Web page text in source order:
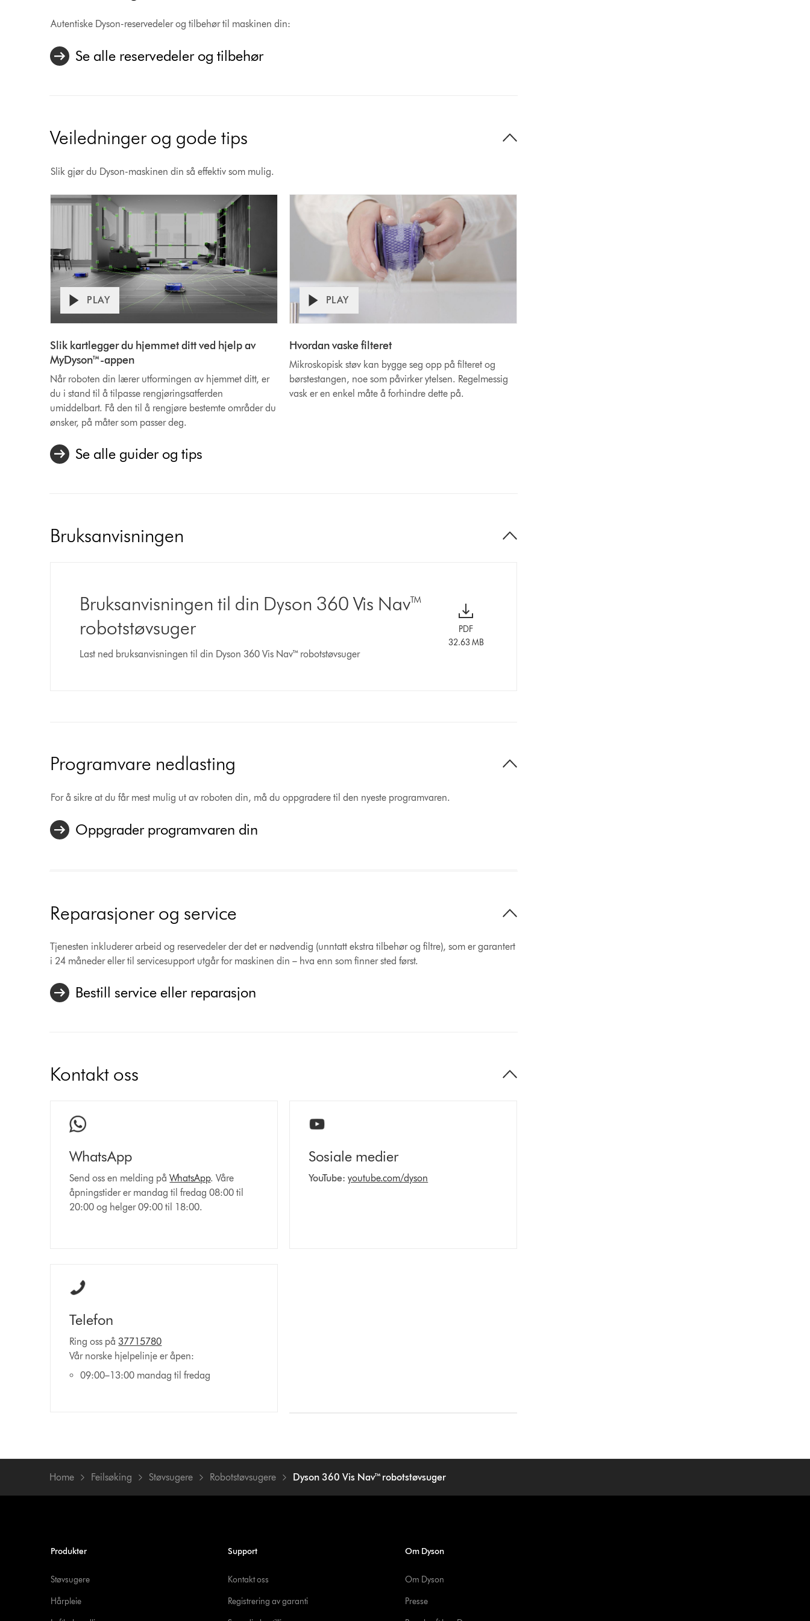
Autentiske Dyson-reservedeler og tilbehør til maskinen din:
Se alle reservedeler og tilbehør
Veiledninger og gode tips
Slik gjør du Dyson-maskinen din så effektiv som mulig.
PLAY
Slik kartlegger du hjemmet ditt ved hjelp av
MyDyson™-appen
Når roboten din lærer utformingen av hjemmet ditt, er
du i stand til å tilpasse rengjøringsatferden
umiddelbart. Få den til å rengjøre bestemte områder du
ønsker, på måter som passer deg.
PLAY
Hvordan vaske filteret
Mikroskopisk støv kan bygge seg opp på filteret og
børstestangen, noe som påvirker ytelsen. Regelmessig
vask er en enkel måte å forhindre dette på.
Se alle guider og tips
Bruksanvisningen
Bruksanvisningen til din Dyson 360 Vis Nav™
robotstøvsuger
Last ned bruksanvisningen til din Dyson 360 Vis Nav™ robotstøvsuger
PDF
32.63 MB
Programvare nedlasting
For å sikre at du får mest mulig ut av roboten din, må du oppgradere til den nyeste programvaren.
Oppgrader programvaren din
Reparasjoner og service
Tjenesten inkluderer arbeid og reservedeler der det er nødvendig (unntatt ekstra tilbehør og filtre), som er garantert
i 24 måneder eller til servicesupport utgår for maskinen din – hva enn som finner sted først.
Bestill service eller reparasjon
Kontakt oss
WhatsApp
Send oss en melding påWhatsApp. Våre
åpningstider er mandag til fredag 08:00 til
20:00 og helger 09:00 til 18:00.
Telefon
Ring oss på 37715780
Vår norske hjelpelinje er åpen:
09:00–13:00 mandag til fredag
Sosiale medier
YouTube: youtube.com/dyson
Home Feilsøking Støvsugere Robotstøvsugere Dyson 360 Vis Nav™ robotstøvsuger
Produkter
Støvsugere
Hårpleie
Support
Kontakt oss
Registrering av garanti
Om Dyson
Om Dyson
Presse